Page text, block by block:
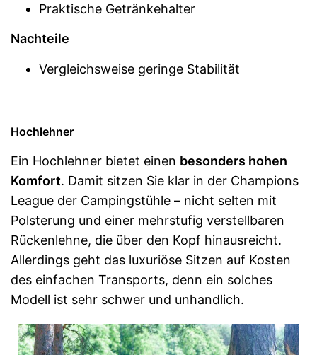
Praktische Getränkehalter
Nachteile
Vergleichsweise geringe Stabilität
Hochlehner
Ein Hochlehner bietet einen besonders hohen
Komfort. Damit sitzen Sie klar in der Champions
League der Campingstühle – nicht selten mit
Polsterung und einer mehrstufig verstellbaren
Rückenlehne, die über den Kopf hinausreicht.
Allerdings geht das luxuriöse Sitzen auf Kosten
des einfachen Transports, denn ein solches
Modell ist sehr schwer und unhandlich.